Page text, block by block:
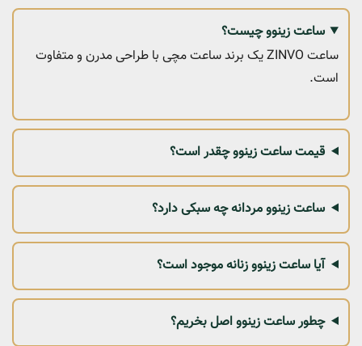
ساعت زینوو چیست؟
ساعت ZINVO یک برند ساعت مچی با طراحی مدرن و متفاوت
است.
قیمت ساعت زینوو چقدر است؟
ساعت زینوو مردانه چه سبکی دارد؟
آیا ساعت زینوو زنانه موجود است؟
چطور ساعت زینوو اصل بخریم؟